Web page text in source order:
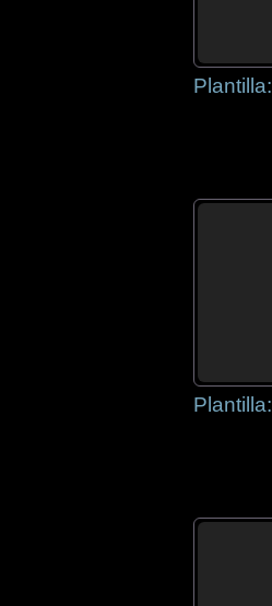
Plantilla:
Plantilla: